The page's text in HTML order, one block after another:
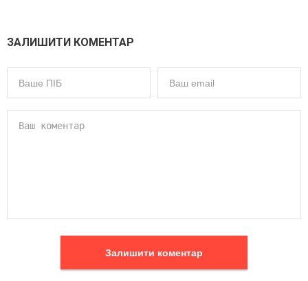
ЗАЛИШИТИ КОМЕНТАР
Залишити коментар